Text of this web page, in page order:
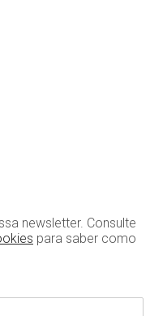
newsletter. Consulte
para saber como